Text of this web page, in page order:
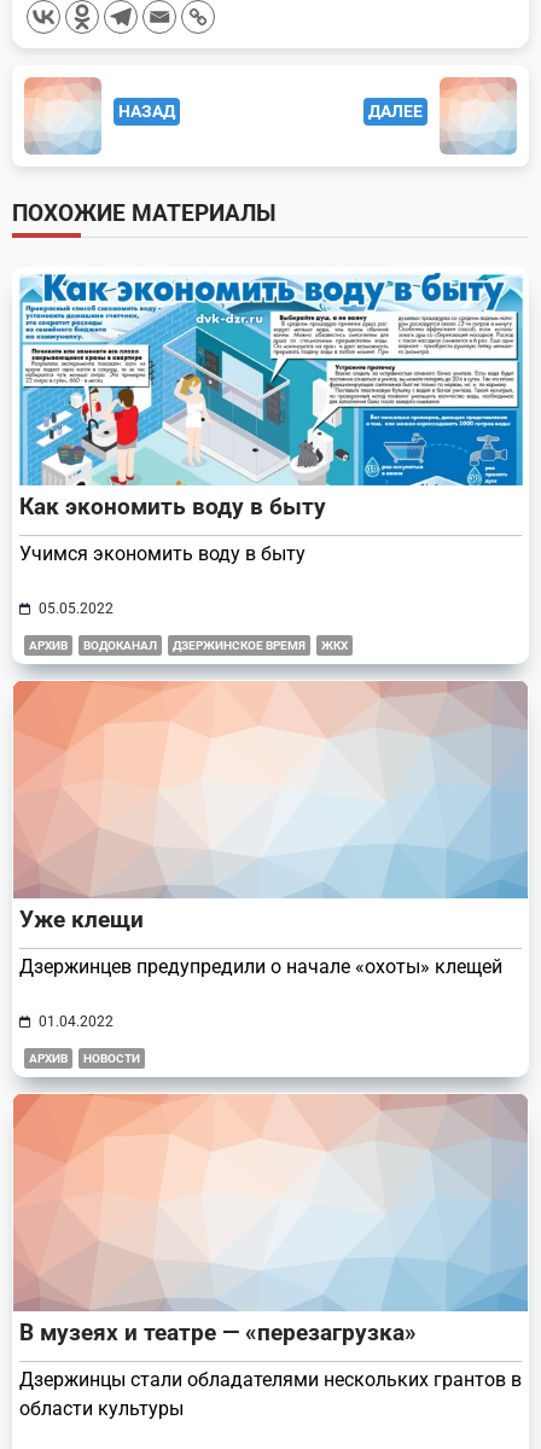
<span
class="nav-
subtitle
screen-
reader-
text">Page</span>
НАЗАД ДАЛЕЕ
ПОХОЖИЕ МАТЕРИАЛЫ
Как экономить воду в быту
Учимся экономить воду в быту
05.05.2022
АРХИВ ВОДОКАНАЛ ДЗЕРЖИНСКОЕ ВРЕМЯ ЖКХ
Уже клещи
Дзержинцев предупредили о начале «охоты» клещей
01.04.2022
АРХИВ НОВОСТИ
В музеях и театре — «перезагрузка»
Дзержинцы стали обладателями нескольких грантов в
области культуры